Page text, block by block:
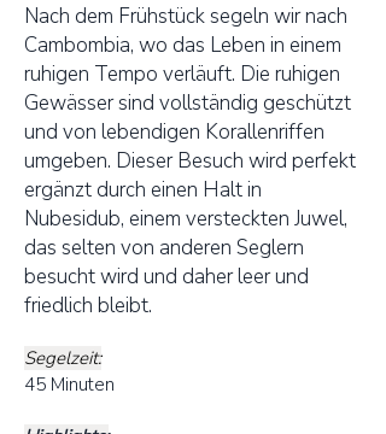
Nach dem Frühstück segeln wir nach
Cambombia, wo das Leben in einem
ruhigen Tempo verläuft. Die ruhigen
Gewässer sind vollständig geschützt
und von lebendigen Korallenriffen
umgeben. Dieser Besuch wird perfekt
ergänzt durch einen Halt in
Nubesidub, einem versteckten Juwel,
das selten von anderen Seglern
besucht wird und daher leer und
friedlich bleibt.
Segelzeit:
45 Minuten